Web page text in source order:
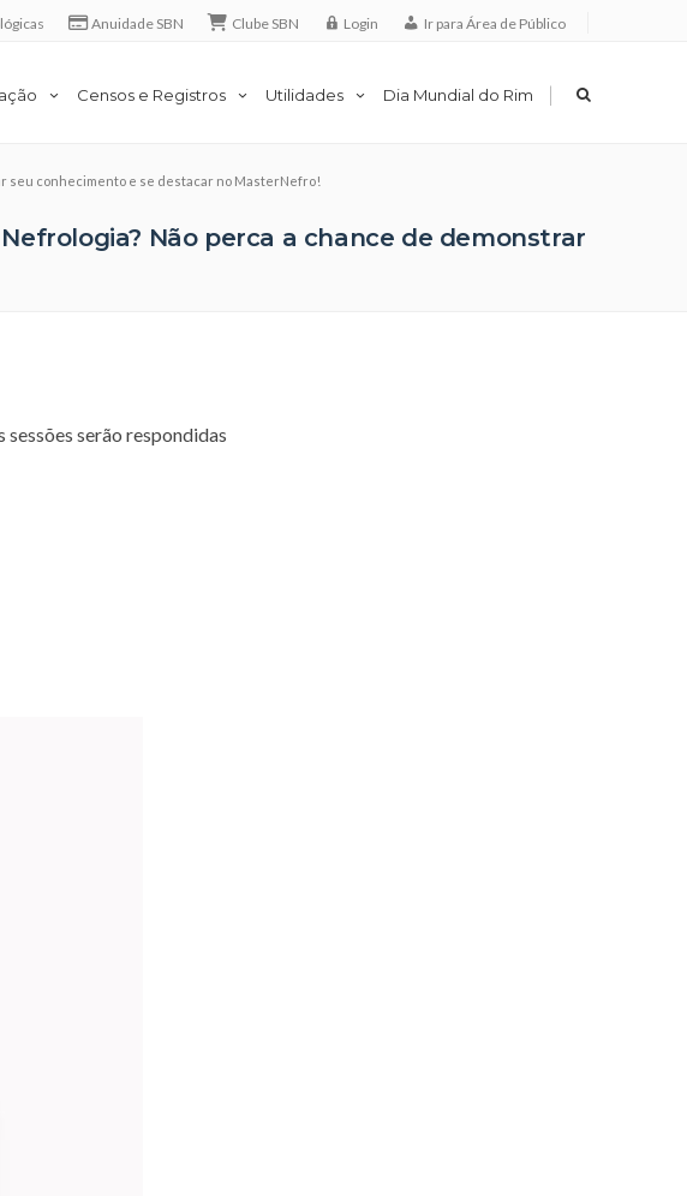
Anuidade SBN Clube SBN Login Ir para Área de Público
Censos e Registros Utilidades Dia Mundial do Rim |
seu conhecimento e se destacar no MasterNefro!
Não perca a chance de demonstrar
serão respondidas